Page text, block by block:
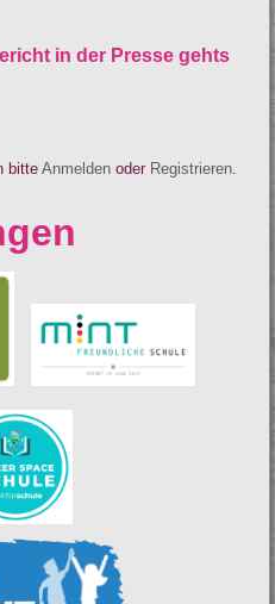
in der Presse gehts
bitteAnmelden oder Registrieren.